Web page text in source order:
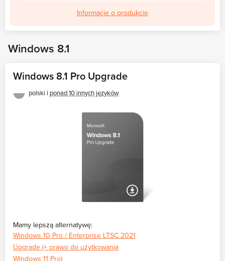
Informacje o produkcie
Windows 8.1
Windows 8.1 Pro Upgrade
polski i ponad 10 innych języków
Mamy lepszą alternatywę:
Windows 10 Pro / Enterprise LTSC 2021
Upgrade (+ prawo do użytkowania
Windows 11 Pro)